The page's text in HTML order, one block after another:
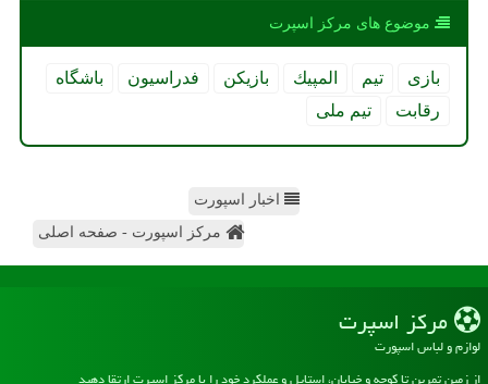
موضوع های مركز اسپرت
بازی تیم المپیك بازیكن فدراسیون
باشگاه
رقابت
تیم ملی
اخبار اسپورت
مرکز اسپورت - صفحه اصلی
مركز اسپرت
لوازم و لباس اسپورت
از زمین تمرین تا کوچه و خیابان، استایل و عملکرد خود را با مرکز اسپرت ارتقا دهید